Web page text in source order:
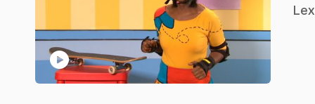
play_circle
.